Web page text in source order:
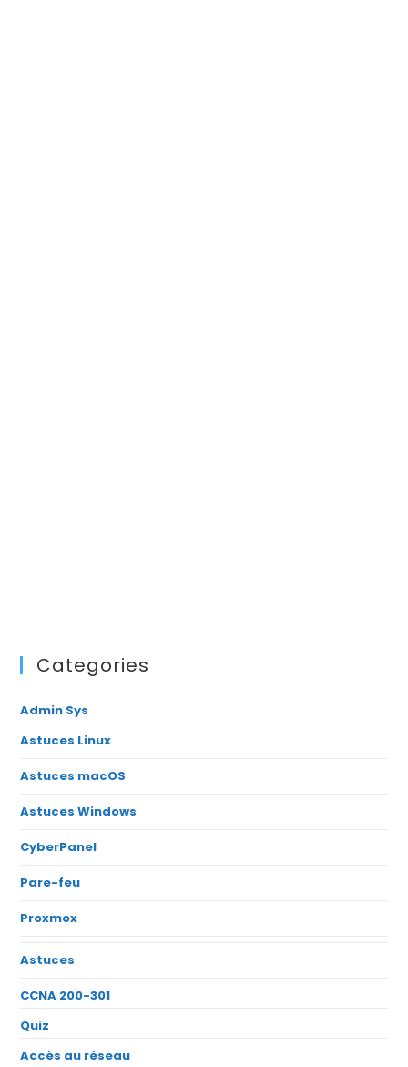
Categories
Admin Sys
Astuces Linux
Astuces macOS
Astuces Windows
CyberPanel
Pare-feu
Proxmox
Astuces
CCNA 200-301
Quiz
Accès au réseau